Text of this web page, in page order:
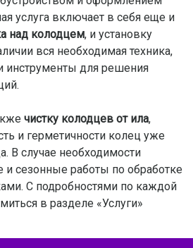
услуга включает в себя еще и
над колодцем, и установку
вся необходимая техника,
инструменты для решения
чистку колодцев от ила,
и герметичности колец уже
В случае необходимости
сезонные работы по обработке
С подробностями по каждой
в разделе «Услуги»